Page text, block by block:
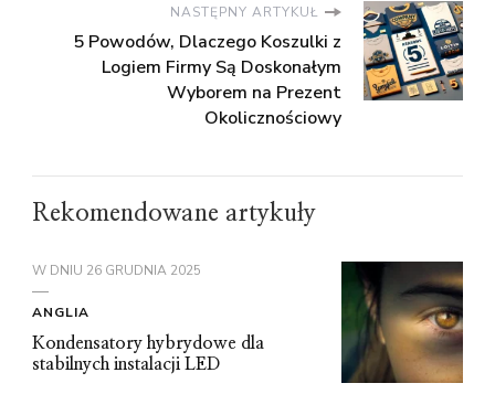
NASTĘPNY ARTYKUŁ
5 Powodów, Dlaczego Koszulki z
Logiem Firmy Są Doskonałym
Wyborem na Prezent
Okolicznościowy
Rekomendowane artykuły
W DNIU 26 GRUDNIA 2025
ANGLIA
Kondensatory hybrydowe dla
stabilnych instalacji LED